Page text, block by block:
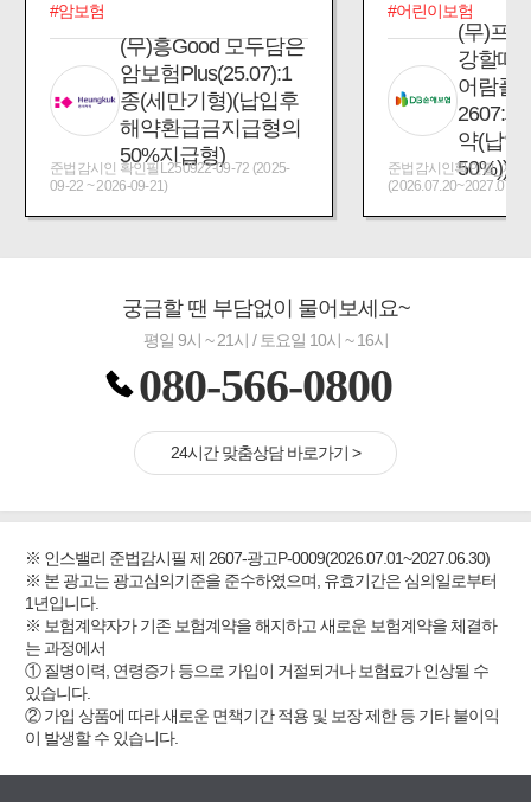
#암보험
(무)흥Good 모두담은
암보험Plus(25.07):1
종(세만기형)(납입후
해약환급금지급형의
50%지급형)
준법감시인 확인필L250922-09-72 (2025-
09-22 ~ 2026-09-21)
#어린이보험
(무)프
강할때
어람플
2607:
약(납입
50%))
준법감시인확인필_제
궁금할 땐 부담없이 물어보세요~
평일 9시 ~ 21시 / 토요일 10시 ~ 16시
080-566-0800
24시간 맞춤상담 바로가기 >
※ 인스밸리 준법감시필 제 2607-광고P-0009(2026.07.01~2027.06.30)
※ 본 광고는 광고심의기준을 준수하였으며, 유효기간은 심의일로부터
1년입니다.
※ 보험계약자가 기존 보험계약을 해지하고 새로운 보험계약을 체결하
는 과정에서
① 질병이력, 연령증가 등으로 가입이 거절되거나 보험료가 인상될 수
있습니다.
② 가입 상품에 따라 새로운 면책기간 적용 및 보장 제한 등 기타 불이익
이 발생할 수 있습니다.